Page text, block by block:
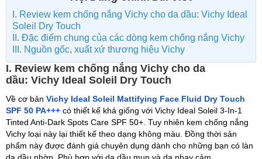
I. Review kem chống nắng Vichy cho da dầu: Vichy Ideal
Soleil Dry Touch
II. Đặc điểm chung của các dòng kem chống nắng Vichy
III. Nguồn gốc, xuất xứ thương hiệu Vichy
I. Review kem chống nắng Vichy cho da
dầu: Vichy Ideal Soleil Dry Touch
Về cơ bản Vichy Ideal Soleil Mattifying Face Fluid Dry Touch
SPF 50 PA+++ có thiết kế khá giống với Vichy Ideal Soleil 3-In-1
Tinted Anti-Dark Spots Care SPF 50+. Tuy nhiên kem chống nắng
Vichy loại này lại thiết kế theo dạng không màu. Đồng thời sản
phẩm này được đánh giá chuyên dụng dành cho những bạn có làn